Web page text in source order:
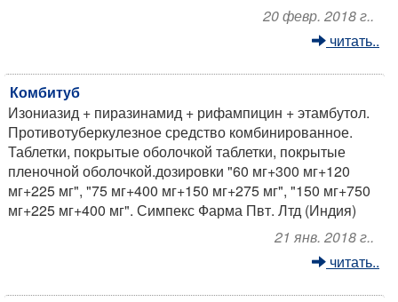
20 февр. 2018 г..
читать..
Комбитуб
Изониазид + пиразинамид + рифампицин + этамбутол.
Противотуберкулезное средство комбинированное.
Таблетки, покрытые оболочкой таблетки, покрытые
пленочной оболочкой.дозировки "60 мг+300 мг+120
мг+225 мг", "75 мг+400 мг+150 мг+275 мг", "150 мг+750
мг+225 мг+400 мг". Симпекс Фарма Пвт. Лтд (Индия)
21 янв. 2018 г..
читать..